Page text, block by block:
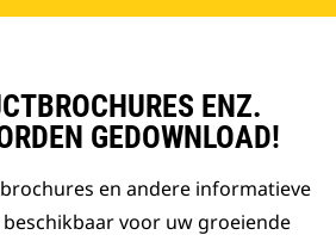
ENZ.
GEDOWNLOAD!
en andere informatieve
voor uw groeiende